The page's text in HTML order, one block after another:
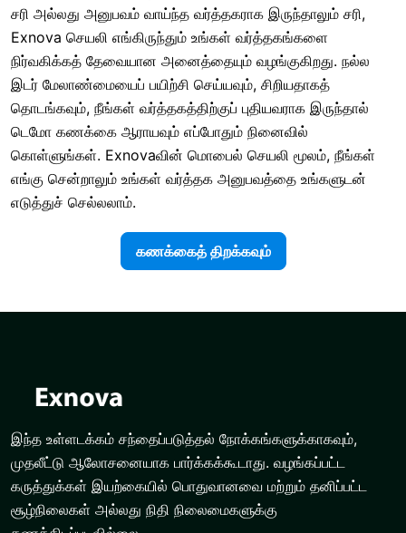
சரி அல்லது அனுபவம் வாய்ந்த வர்த்தகராக இருந்தாலும் சரி,
Exnova செயலி எங்கிருந்தும் உங்கள் வர்த்தகங்களை
நிர்வகிக்கத் தேவையான அனைத்தையும் வழங்குகிறது. நல்ல
இடர் மேலாண்மையைப் பயிற்சி செய்யவும், சிறியதாகத்
தொடங்கவும், நீங்கள் வர்த்தகத்திற்குப் புதியவராக இருந்தால்
டெமோ கணக்கை ஆராயவும் எப்போதும் நினைவில்
கொள்ளுங்கள். Exnovaவின் மொபைல் செயலி மூலம், நீங்கள்
எங்கு சென்றாலும் உங்கள் வர்த்தக அனுபவத்தை உங்களுடன்
எடுத்துச் செல்லலாம்.
கணக்கைத் திறக்கவும்
இந்த உள்ளடக்கம் சந்தைப்படுத்தல் நோக்கங்களுக்காகவும்,
முதலீட்டு ஆலோசனையாக பார்க்கக்கூடாது. வழங்கப்பட்ட
கருத்துக்கள் இயற்கையில் பொதுவானவை மற்றும் தனிப்பட்ட
சூழ்நிலைகள் அல்லது நிதி நிலைமைகளுக்கு